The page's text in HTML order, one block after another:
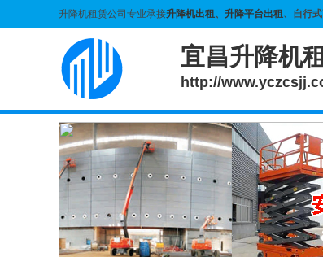
升降机租赁公司专业承接升降机出租、 升降平台出租、自行
宜昌升降机
http://